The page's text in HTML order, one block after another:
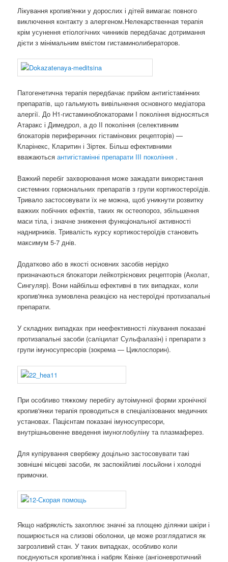
Лікування кропив'янки у дорослих і дітей вимагає повного
виключення контакту з алергеном.Нелекарственная терапія
крім усунення етіологічних чинників передбачає дотримання
дієти з мінімальним вмістом гистаминолибераторов.
Патогенетична терапія передбачає прийом антигістамінних
препаратів, що гальмують вивільнення основного медіатора
алергії. До H1-гистаминоблокаторами I покоління відносяться
Атаракс і Димедрол, а до II покоління (селективним
блокаторів периферичних гістамінових рецепторів) —
Кларінекс, Кларитин і Зіртек. Більш ефективними
вважаютьсяантигістамінні препарати III покоління .
Важкий перебіг захворювання може зажадати використання
системних гормональних препаратів з групи кортикостероїдів.
Тривало застосовувати їх не можна, щоб уникнути розвитку
важких побічних ефектів, таких як остеопороз, збільшення
маси тіла, і значне зниження функціональної активності
наднирників. Тривалість курсу кортикостероїдів становить
максимум 5-7 днів.
Додатково або в якості основних засобів нерідко
призначаються блокатори лейкотрієнових рецепторів (Аколат,
Сингуляр). Вони найбільш ефективні в тих випадках, коли
кропив'янка зумовлена ​​реакцією на нестероїдні протизапальні
препарати.
У складних випадках при неефективності лікування показані
протизапальні засоби (саліцилат Сульфалазін) і препарати з
групи імуносупресорів (зокрема — Циклоспорин).
При особливо тяжкому перебігу аутоімунної форми хронічної
кропив'янки терапія проводиться в спеціалізованих медичних
установах. Пацієнтам показані імуносупресори,
внутрішньовенне введення імуноглобуліну та плазмаферез.
Для купірування свербежу доцільно застосовувати такі
зовнішні місцеві засоби, як заспокійливі лосьйони і холодні
примочки.
Якщо набряклість захоплює значні за площею ділянки шкіри і
поширюється на слизові оболонки, це може розглядатися як
загрозливий стан. У таких випадках, особливо коли
поєднуються кропив'янка і набряк Квінке (ангіоневротичний